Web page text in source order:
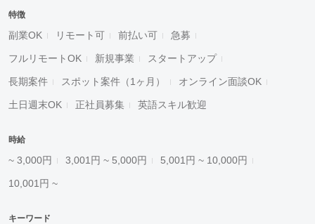
特徴
副業OK リモート可 前払い可 急募
フルリモートOK 新規事業 スタートアップ
長期案件 スポット案件（1ヶ月） オンライン面談OK
土日週末OK 正社員募集 英語スキル歓迎
時給
~ 3,000円 3,001円 ~ 5,000円 5,001円 ~ 10,000円
10,001円 ~
キーワード